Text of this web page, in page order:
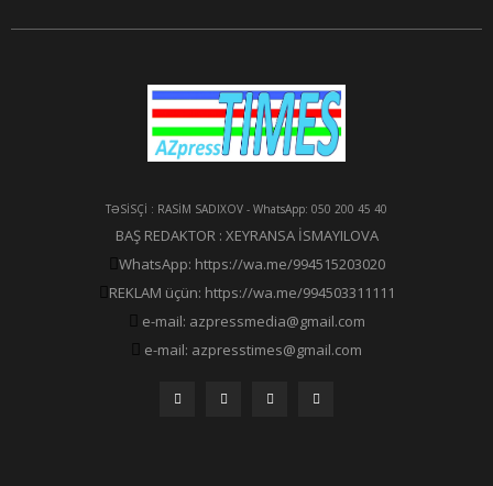
TƏSİSÇİ : RASİM SADIXOV - WhatsApp: 050 200 45 40
BAŞ REDAKTOR : XEYRANSA İSMAYILOVA
WhatsApp: https://wa.me/994515203020
REKLAM üçün: https://wa.me/994503311111
e-mail: azpressmedia@gmail.com
e-mail: azpresstimes@gmail.com